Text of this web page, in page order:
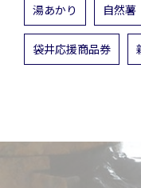
湯あかり 自然薯
袋井応援商品券